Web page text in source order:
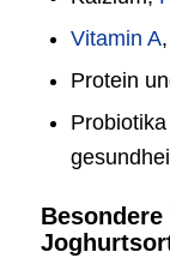
Vitamin A,
Protein